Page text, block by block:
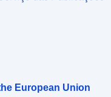
European Union